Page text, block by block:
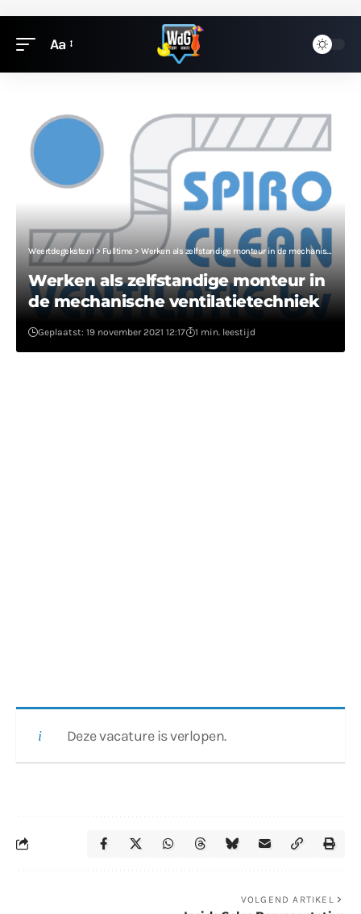
Aa
Weertdegekste.nl> Fulltime > Werken als zelfstandige monteur in de mechanische ventilatietechniek
Werken als zelfstandige monteur in
de mechanische ventilatietechniek
Geplaatst: 19 november 2021 12:17 1 min. leestijd
Deze vacature is verlopen.
VOLGEND ARTIKEL